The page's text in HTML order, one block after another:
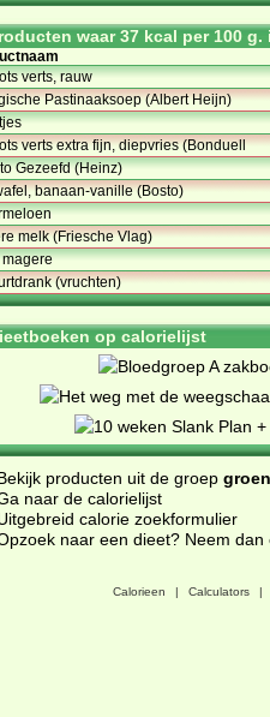
waar 37 kcal per 100
verts, rauw
Pastinaaksoep (Albert Heijn)
verts extra fijn, diepvries (Bonduell
Gezeefd (Heinz)
banaan-vanille (Bosto)
melk (Friesche Vlag)
(vruchten)
op calorielijst
producten uit de groep
naar de calorielijst
calorie zoekformulier
naar een dieet? Neem
Calorieen | Calculators |